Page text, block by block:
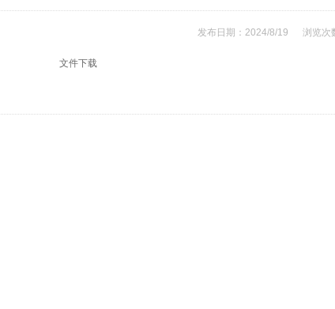
发布日期：2024/8/19 浏览次数
文件下载